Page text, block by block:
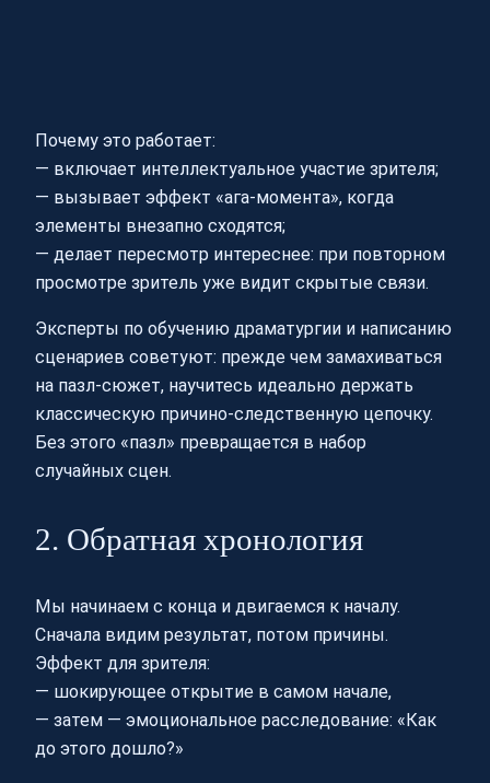
Почему это работает:
— включает интеллектуальное участие зрителя;
— вызывает эффект «ага-момента», когда
элементы внезапно сходятся;
— делает пересмотр интереснее: при повторном
просмотре зритель уже видит скрытые связи.
Эксперты по обучению драматургии и написанию
сценариев советуют: прежде чем замахиваться
на пазл-сюжет, научитесь идеально держать
классическую причино-следственную цепочку.
Без этого «пазл» превращается в набор
случайных сцен.
2. Обратная хронология
Мы начинаем с конца и двигаемся к началу.
Сначала видим результат, потом причины.
Эффект для зрителя:
— шокирующее открытие в самом начале,
— затем — эмоциональное расследование: «Как
до этого дошло?»